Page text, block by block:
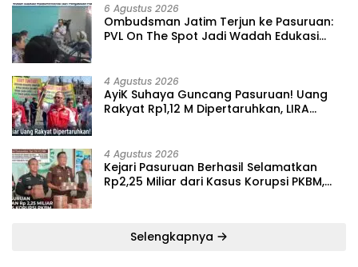
6 Agustus 2026
‎Ombudsman Jatim Terjun ke Pasuruan:
PVL On The Spot Jadi Wadah Edukasi
4 Agustus 2026
‎AyiK Suhaya Guncang Pasuruan! Uang
Rakyat Rp1,12 M Dipertaruhkan, LIRA
4 Agustus 2026
Kejari Pasuruan Berhasil Selamatkan
Rp2,25 Miliar dari Kasus Korupsi PKBM,
Selengkapnya